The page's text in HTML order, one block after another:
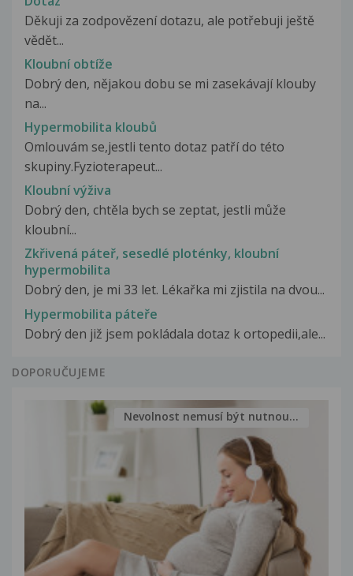
Děkuji za zodpovězení dotazu, ale potřebuji ještě
vědět...
Kloubní obtíže
Dobrý den, nějakou dobu se mi zasekávají klouby
na...
Hypermobilita kloubů
Omlouvám se,jestli tento dotaz patří do této
skupiny.Fyzioterapeut...
Kloubní výživa
Dobrý den, chtěla bych se zeptat, jestli může
kloubní...
Zkřivená páteř, sesedlé ploténky, kloubní
hypermobilita
Dobrý den, je mi 33 let. Lékařka mi zjistila na dvou...
Hypermobilita páteře
Dobrý den již jsem pokládala dotaz k ortopedii,ale...
DOPORUČUJEME
Nevolnost nemusí být nutnou...